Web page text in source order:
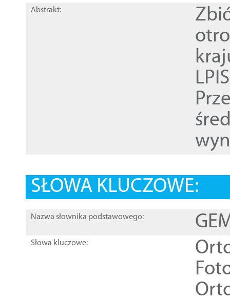
Abstrakt:
SŁOWA KLUCZOWE:
Nazwa słownika podstawowego:
Słowa kluczowe: